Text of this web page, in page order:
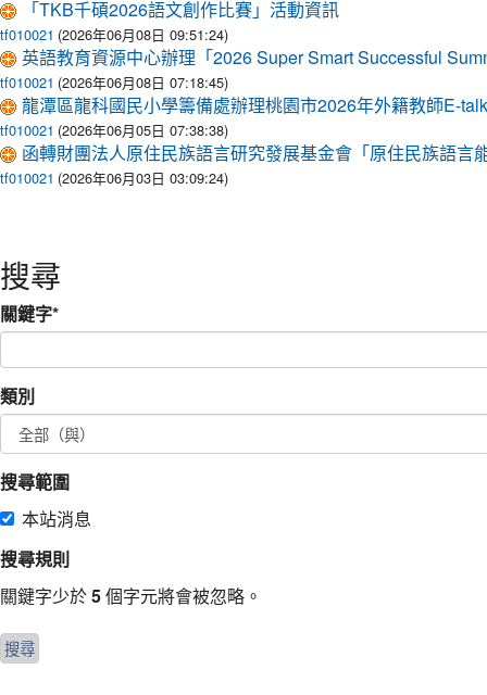
「TKB千碩2026語文創作比賽」活動資訊
tf010021 (2026年06月08日 09:51:24)
英語教育資源中心辦理「2026 Super Smart Successful
tf010021 (2026年06月08日 07:18:45)
龍潭區龍科國民小學籌備處辦理桃園市2026年外籍教師E-
tf010021 (2026年06月05日 07:38:38)
函轉財團法人原住民族語言研究發展基金會「原住民族語言
tf010021 (2026年06月03日 03:09:24)
搜尋
關鍵字*
類別
搜尋範圍
本站消息
搜尋規則
關鍵字少於5個字元將會被忽略。